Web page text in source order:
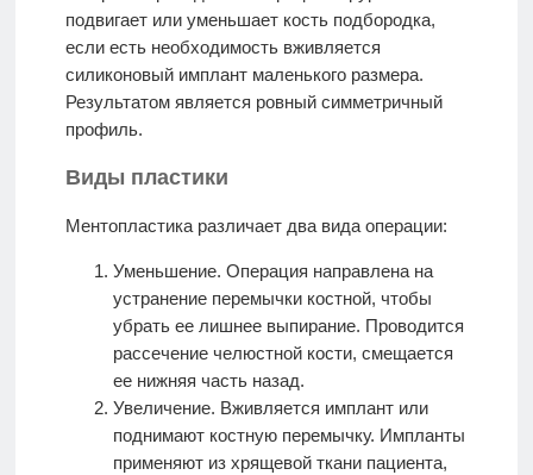
подвигает или уменьшает кость подбородка,
если есть необходимость вживляется
силиконовый имплант маленького размера.
Результатом является ровный симметричный
профиль.
Виды пластики
Ментопластика различает два вида операции:
Уменьшение. Операция направлена на
устранение перемычки костной, чтобы
убрать ее лишнее выпирание. Проводится
рассечение челюстной кости, смещается
ее нижняя часть назад.
Увеличение. Вживляется имплант или
поднимают костную перемычку. Импланты
применяют из хрящевой ткани пациента,